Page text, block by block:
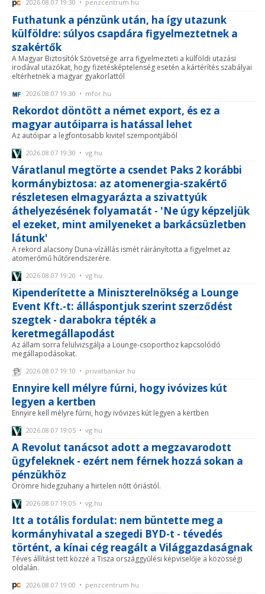
2026.08.07 19:30 • penzcentrum.hu
Futhatunk a pénzünk után, ha így utazunk
külföldre: súlyos csapdára figyelmeztetnek a
szakértők
A Magyar Biztosítók Szövetsége arra figyelmezteti a külföldi utazási
irodával utazókat, hogy fizetésképtelenség esetén a kártérítés szabályai
eltérhetnek a magyar gyakorlattól
2026.08.07 19:30 • mfor.hu
Rekordot döntött a német export, és ez a
magyar autóiparra is hatással lehet
Az autóipar a legfontosabb kivitel szempontjából
2026.08.07 19:30 • vg.hu
Váratlanul megtörte a csendet Paks 2 korábbi
kormánybiztosa: az atomenergia-szakértő
részletesen elmagyarázta a szivattyúk
áthelyezésének folyamatát - 'Ne úgy képzeljük
el ezeket, mint amilyeneket a barkácsüzletben
látunk'
A rekord alacsony Duna-vízállás ismét ráirányította a figyelmet az
atomerőmű hűtőrendszerére.
2026.08.07 19:20 • vg.hu
Kipenderítette a Miniszterelnökség a Lounge
Event Kft.-t: álláspontjuk szerint szerződést
szegtek - darabokra tépték a
keretmegállapodást
Az állam sorra felülvizsgálja a Lounge-csoporthoz kapcsolódó
megállapodásokat.
2026.08.07 19:10 • privatbankar.hu
Ennyire kell mélyre fúrni, hogy ivóvizes kút
legyen a kertben
Ennyire kell mélyre fúrni, hogy ivóvizes kút legyen a kertben
2026.08.07 19:05 • vg.hu
A Revolut tanácsot adott a megzavarodott
ügyfeleknek - ezért nem férnek hozzá sokan a
pénzükhöz
Örömre hidegzuhany a hirtelen nőtt óriástól.
2026.08.07 19:05 • vg.hu
Itt a totális fordulat: nem büntette meg a
kormányhivatal a szegedi BYD-t - tévedés
történt, a kínai cég reagált a Világgazdaságnak
Téves állítást tett közzé a Tisza országgyűlési képviselője a közösségi
oldalán.
2026.08.07 19:00 • penzcentrum.hu